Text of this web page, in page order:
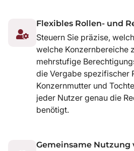
Flexibles Rollen- und
Steuern Sie präzise,
welche Konzernbereiche
mehrstufige
die Vergabe spezifischer
Konzernmutter und
jeder Nutzer genau die
benötigt.
Gemeinsame Nutzung